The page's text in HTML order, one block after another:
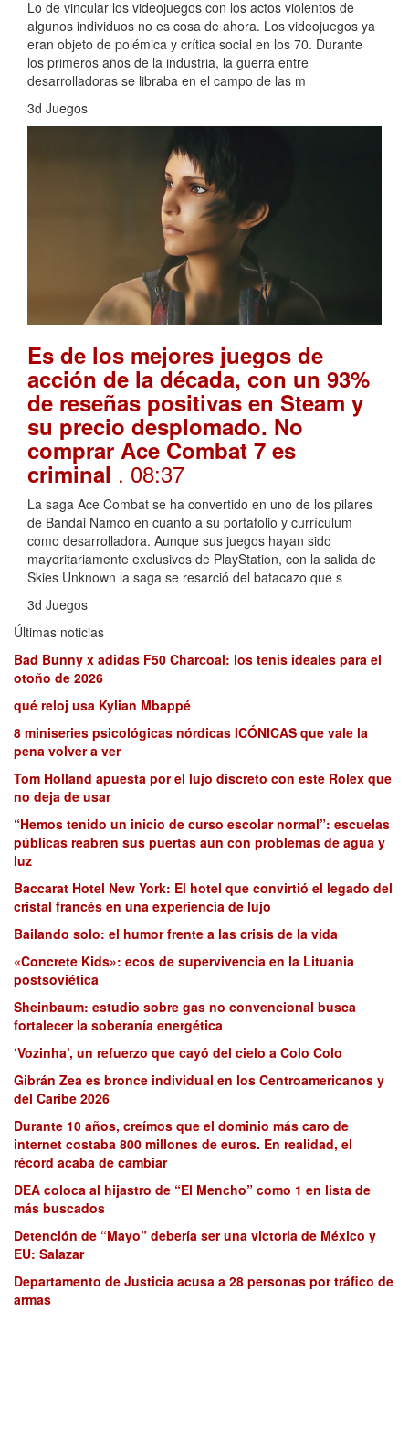
Lo de vincular los videojuegos con los actos violentos de
algunos individuos no es cosa de ahora. Los videojuegos ya
eran objeto de polémica y crítica social en los 70. Durante
los primeros años de la industria, la guerra entre
desarrolladoras se libraba en el campo de las m
3d Juegos
Es de los mejores juegos de
acción de la década, con un 93%
de reseñas positivas en Steam y
su precio desplomado. No
comprar Ace Combat 7 es
criminal . 08:37
La saga Ace Combat se ha convertido en uno de los pilares
de Bandai Namco en cuanto a su portafolio y currículum
como desarrolladora. Aunque sus juegos hayan sido
mayoritariamente exclusivos de PlayStation, con la salida de
Skies Unknown la saga se resarció del batacazo que s
3d Juegos
Últimas noticias
Bad Bunny x adidas F50 Charcoal: los tenis ideales para el
otoño de 2026
qué reloj usa Kylian Mbappé
8 miniseries psicológicas nórdicas ICÓNICAS que vale la
pena volver a ver
Tom Holland apuesta por el lujo discreto con este Rolex que
no deja de usar
“Hemos tenido un inicio de curso escolar normal”: escuelas
públicas reabren sus puertas aun con problemas de agua y
luz
Baccarat Hotel New York: El hotel que convirtió el legado del
cristal francés en una experiencia de lujo
Bailando solo: el humor frente a las crisis de la vida
«Concrete Kids»: ecos de supervivencia en la Lituania
postsoviética
Sheinbaum: estudio sobre gas no convencional busca
fortalecer la soberanía energética
‘Vozinha’, un refuerzo que cayó del cielo a Colo Colo
Gibrán Zea es bronce individual en los Centroamericanos y
del Caribe 2026
Durante 10 años, creímos que el dominio más caro de
internet costaba 800 millones de euros. En realidad, el
récord acaba de cambiar
DEA coloca al hijastro de “El Mencho” como 1 en lista de
más buscados
Detención de “Mayo” debería ser una victoria de México y
EU: Salazar
Departamento de Justicia acusa a 28 personas por tráfico de
armas